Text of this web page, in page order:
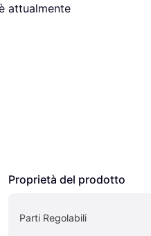
attualmente
Proprietà del prodotto
Parti Regolabili